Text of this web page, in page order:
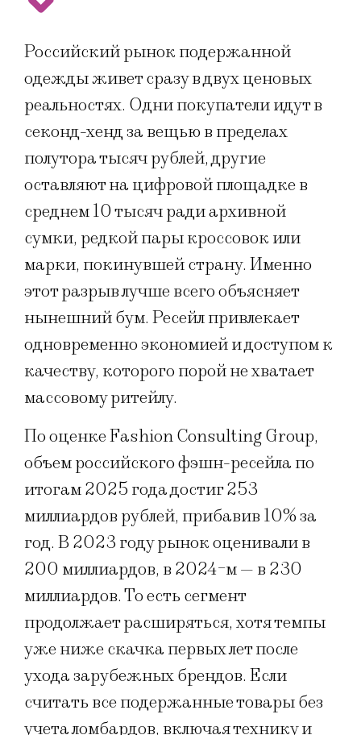
Российский рынок подержанной
одежды живет сразу в двух ценовых
реальностях. Одни покупатели идут в
секонд-хенд за вещью в пределах
полутора тысяч рублей, другие
оставляют на цифровой площадке в
среднем 10 тысяч ради архивной
сумки, редкой пары кроссовок или
марки, покинувшей страну. Именно
этот разрыв лучше всего объясняет
нынешний бум. Ресейл привлекает
одновременно экономией и доступом к
качеству, которого порой не хватает
массовому ритейлу.
По оценке Fashion Consulting Group,
объем российского фэшн-ресейла по
итогам 2025 года достиг 253
миллиардов рублей, прибавив 10% за
год. В 2023 году рынок оценивали в
200 миллиардов, в 2024-м — в 230
миллиардов. То есть сегмент
продолжает расширяться, хотя темпы
уже ниже скачка первых лет после
ухода зарубежных брендов. Если
считать все подержанные товары без
учета ломбардов, включая технику и